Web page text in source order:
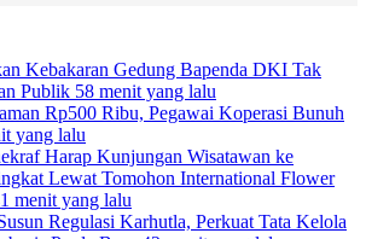
Kebakaran Gedung Bapenda DKI Tak
Publik 58 menit yang lalu
Rp500 Ribu, Pegawai Koperasi Bunuh
yang lalu
Harap Kunjungan Wisatawan ke
Lewat Tomohon International Flower
menit yang lalu
Regulasi Karhutla, Perkuat Tata Kelola